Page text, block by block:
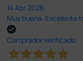
14 Abr 2026
Muy buena. Excelente
Comprador verificado